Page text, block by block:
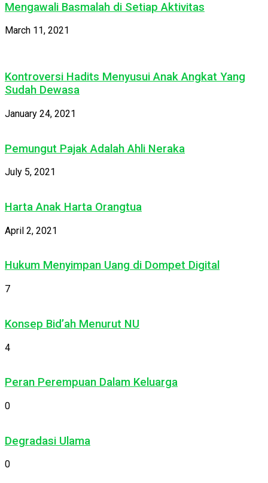
Mengawali Basmalah di Setiap Aktivitas
March 11, 2021
Kontroversi Hadits Menyusui Anak Angkat Yang
Sudah Dewasa
January 24, 2021
Pemungut Pajak Adalah Ahli Neraka
July 5, 2021
Harta Anak Harta Orangtua
April 2, 2021
Hukum Menyimpan Uang di Dompet Digital
7
Konsep Bid’ah Menurut NU
4
Peran Perempuan Dalam Keluarga
0
Degradasi Ulama
0